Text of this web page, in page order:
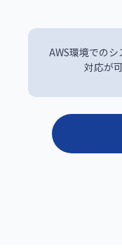
AWS環境での
対応が